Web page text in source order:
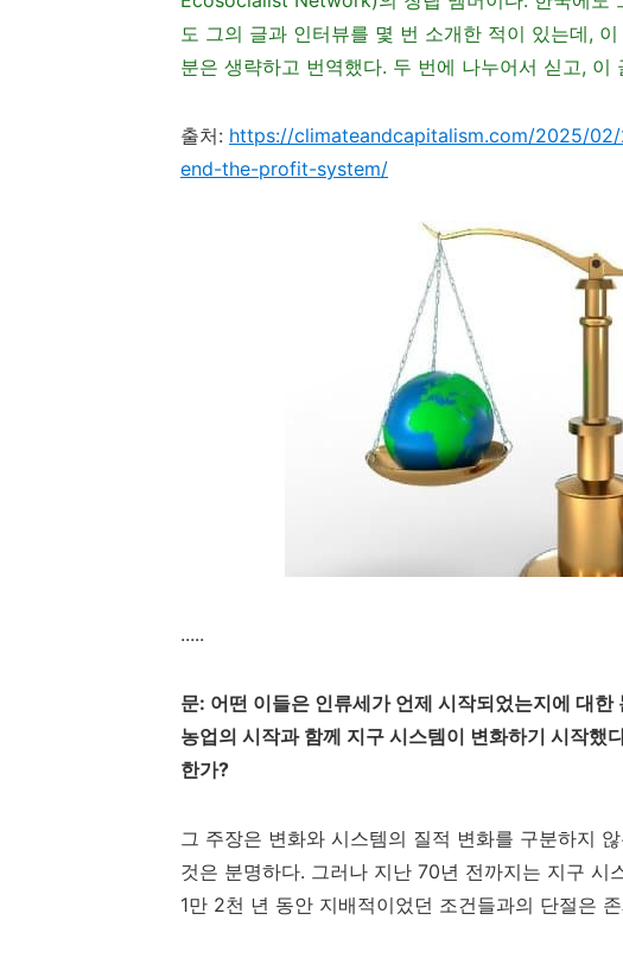
도 그의 글과 인터뷰를 몇 번 소개한 적이 있는데,
분은 생략하고 번역했다. 두 번에 나누어서 싣고, 이
출처: https://climateandcapitalism.com/2025/
end-the-profit-system/
.....
문: 어떤 이들은 인류세가 언제 시작되었는지에 대
농업의 시작과 함께 지구 시스템이 변화하기 시작했
한가?
그 주장은 변화와 시스템의 질적 변화를 구분하지
것은 분명하다. 그러나 지난 70년 전까지는 지구 시
1만 2천 년 동안 지배적이었던 조건들과의 단절은